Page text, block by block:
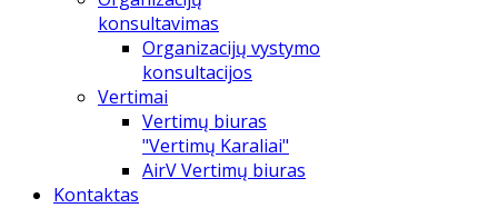
konsultavimas
Organizacijų vystymo
konsultacijos
Vertimai
Vertimų biuras
"Vertimų Karaliai"
AirV Vertimų biuras
Kontaktas